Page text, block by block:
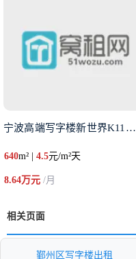
宁波高端写字楼新世界K11租赁
640m² | 4.5元/m²天
8.64万元 /月
相关页面
鄞州区写字楼出租